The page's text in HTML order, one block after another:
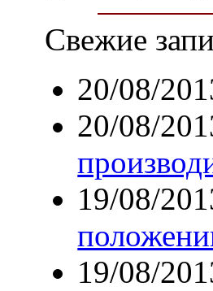
Свежие
20/08/
20/08/
19/08/
19/08/